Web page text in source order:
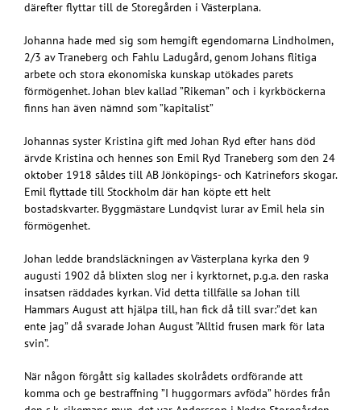
därefter flyttar till de Storegården i Västerplana.
Johanna hade med sig som hemgift egendomarna Lindholmen,
2/3 av Traneberg och Fahlu Ladugård, genom Johans flitiga
arbete och stora ekonomiska kunskap utökades parets
förmögenhet. Johan blev kallad ”Rikeman” och i kyrkböckerna
finns han även nämnd som ”kapitalist”
Johannas syster Kristina gift med Johan Ryd efter hans död
ärvde Kristina och hennes son Emil Ryd Traneberg som den 24
oktober 1918 såldes till AB Jönköpings- och Katrinefors skogar.
Emil flyttade till Stockholm där han köpte ett helt
bostadskvarter. Byggmästare Lundqvist lurar av Emil hela sin
förmögenhet.
Johan ledde brandsläckningen av Västerplana kyrka den 9
augusti 1902 då blixten slog ner i kyrktornet, p.g.a. den raska
insatsen räddades kyrkan. Vid detta tillfälle sa Johan till
Hammars August att hjälpa till, han fick då till svar:”det kan
ente jag” då svarade Johan August ”Alltid frusen mark för lata
svin”.
När någon förgått sig kallades skolrådets ordförande att
komma och ge bestraffning ”I huggormars avföda” hördes från